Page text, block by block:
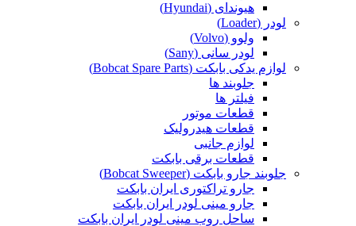
هیوندای (Hyundai)
لودر (Loader)
ولوو (Volvo)
لودر سانی (Sany)
لوازم یدکی بابکت (Bobcat Spare Parts)
جلوبند ها
فیلتر ها
قطعات موتور
قطعات هیدرولیک
لوازم جانبی
قطعات برقی بابکت
جلوبند جارو بابکت (Bobcat Sweeper)
جارو تراکتوری ایران بابکت
جارو مینی لودر ایران بابکت
ساحل روب مینی لودر ایران بابکت